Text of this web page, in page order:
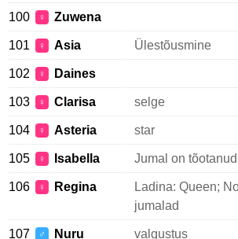
100 ♀ Zuwena
101 ♀ Asia Ülestõusmine
102 ♀ Daines
103 ♀ Clarisa selge
104 ♀ Asteria star
105 ♀ Isabella Jumal on tõotanud
106 ♀ Regina
Ladina: Queen;
jumalad
107 ♂ Nuru valgustus